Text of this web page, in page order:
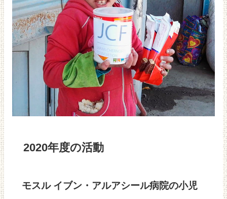
2020年度の活動
モスル イブン・アルアシール病院の小児